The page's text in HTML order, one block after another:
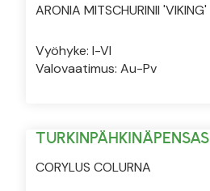
ARONIA MITSCHURINII 'VIKING'
Vyöhyke: I-VI
Valovaatimus: Au-Pv
TURKINPÄHKINÄPENSAS
CORYLUS COLURNA